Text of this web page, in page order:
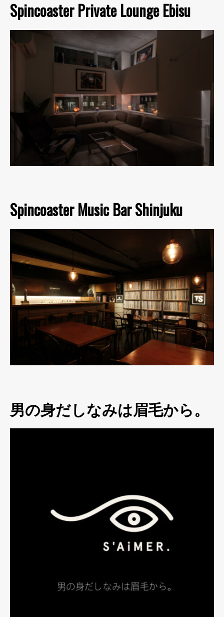
Spincoaster Private Lounge Ebisu
Spincoaster Music Bar Shinjuku
男の身だしなみは眉毛から。